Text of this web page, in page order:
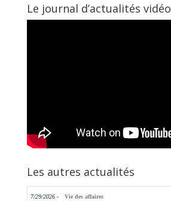
Le journal d’actualités vidéo
Les autres actualités
7/29/2026 - Vie des affaires